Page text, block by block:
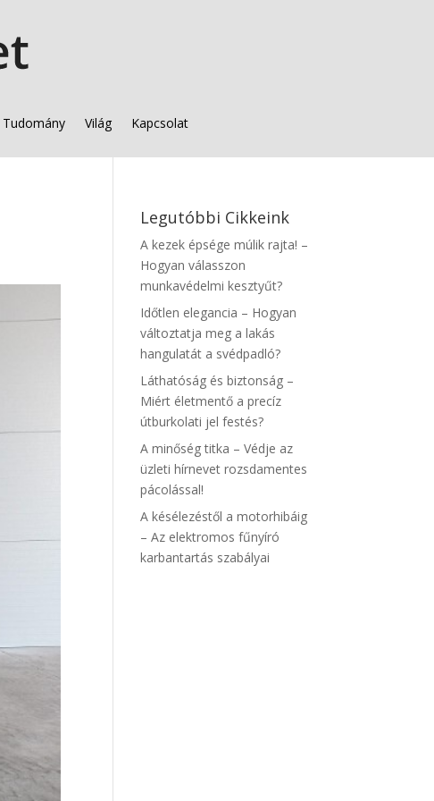
Tudomány Világ Kapcsolat
Legutóbbi Cikkeink
A kezek épsége múlik rajta! –
Hogyan válasszon
munkavédelmi kesztyűt?
Időtlen elegancia – Hogyan
változtatja meg a lakás
hangulatát a svédpadló?
Láthatóság és biztonság –
Miért életmentő a precíz
útburkolati jel festés?
A minőség titka – Védje az
üzleti hírnevet rozsdamentes
pácolással!
A késélezéstől a motorhibáig
– Az elektromos fűnyíró
karbantartás szabályai